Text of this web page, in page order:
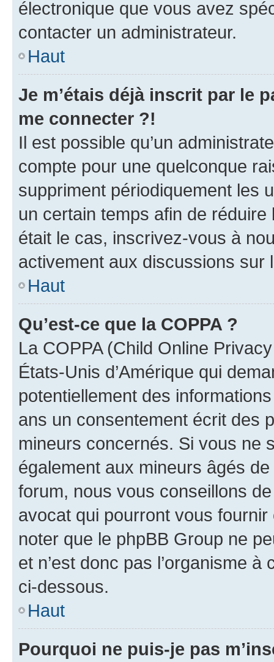
électronique que vous avez
contacter un administrateur.
Haut
Je m’étais déjà inscrit par le
me connecter ?!
Il est possible qu’un
compte pour une quelconque
suppriment périodiquement les
un certain temps afin de
était le cas, inscrivez-vous à
activement aux discussions sur
Haut
Qu’est-ce que la COPPA ?
La COPPA (Child Online
États-Unis d’Amérique qui
potentiellement des
ans un consentement écrit des
mineurs concernés. Si vous ne
également aux mineurs âgés
forum, nous vous conseillons
avocat qui pourront vous
noter que le phpBB Group ne
et n’est donc pas l’organisme
ci-dessous.
Haut
Pourquoi ne puis-je pas